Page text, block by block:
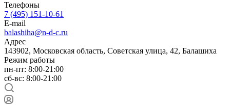
Телефоны
7 (495) 151-10-61
E-mail
balashiha@n-d-c.ru
Адрес
143902, Московская область, Советская улица, 42, Балашиха
Режим работы
пн-пт: 8:00-21:00
сб-вс: 8:00-21:00